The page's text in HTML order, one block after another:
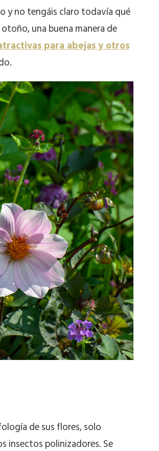
y no tengáis claro todavía qué
una buena manera de
para abejas y otros
de sus flores, solo
insectos polinizadores. Se